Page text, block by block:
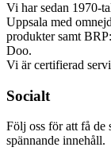
Vi har sedan 1970-
Uppsala med
produkter samt
Doo.
Vi är certifierad
Socialt
Följ oss för att få de
spännande innehåll.